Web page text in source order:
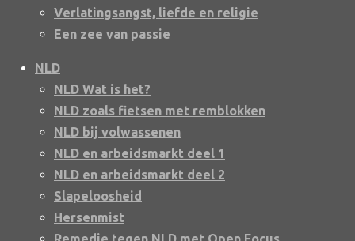
Verlatingsangst, liefde en religie
Een zee van passie
NLD
NLD Wat is het?
NLD zoals fietsen met remblokken
NLD bij volwassenen
NLD en arbeidsmarkt deel 1
NLD en arbeidsmarkt deel 2
Slapeloosheid
Hersenmist